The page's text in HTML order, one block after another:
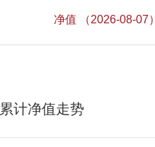
净值 （2026-08-07）
累计净值走势